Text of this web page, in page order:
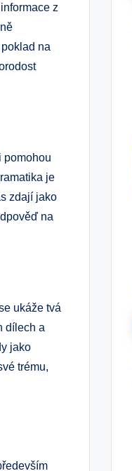
z
na
pomohou
je
zdají jako
na
ukáže tvá
dílech a
jako
trému,